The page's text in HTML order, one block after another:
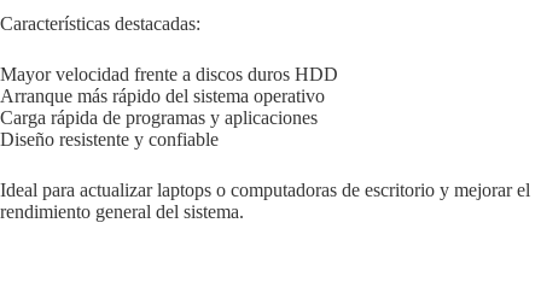
Características destacadas:
Mayor velocidad frente a discos duros HDD
Arranque más rápido del sistema operativo
Carga rápida de programas y aplicaciones
Diseño resistente y confiable
Ideal para actualizar laptops o computadoras de escritorio y mejorar el
rendimiento general del sistema.